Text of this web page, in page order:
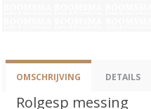
OMSCHRIJVING DETAILS
Rolgesp messing